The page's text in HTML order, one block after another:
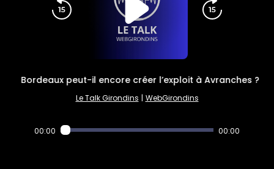
Bordeaux peut-il encore créer l’exploit à Avranches ?
Le Talk Girondins | WebGirondins
00:00 00:00